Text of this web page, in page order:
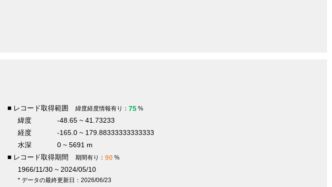
■ レコード取得範囲 緯度経度情報有り： 75 %
緯度
-48.65 ~ 41.73233
経度
-165.0 ~ 179.88333333333333
水深
0 ~ 5691 m
■ レコード取得期間
期間有り： 90 %
1966/11/30 ~ 2024/05/10
* データの最終更新日：2026/06/23